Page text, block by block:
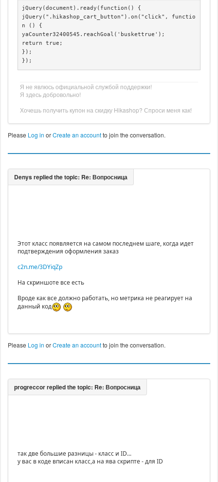
jQuery(document).ready(function() {
jQuery(".hikashop_cart_button").on("click", functio
n () {
yaCounter32400545.reachGoal('buskettrue');
return true;
});
});
Я не явлюсь официальной службой поддержки!
Я здесь добровольно!
Хочешь получить купон на скидку Hikashop? Спроси меня как!
Please Log in orCreate an accountto join the conversation.
Этот класс появляется на самом последнем шаге, когда идет
подтверждения оформления заказ
c2n.me/3DYiqZp
На скриншоте все есть
Вроде как все должно работать, но метрика не реагирует на
данный код
Please Log in orCreate an accountto join the conversation.
так две большие разницы - класс и ID...
у вас в коде вписан класс,а на ява скрипте - для ID